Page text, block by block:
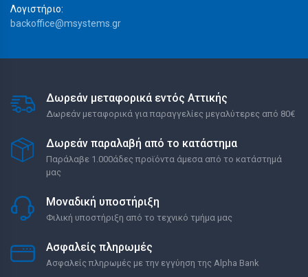
Λογιστήριο:
backoffice@msystems.gr
Δωρεάν μεταφορικά εντός Αττικής
Δωρεάν μεταφορικά για παραγγελίες μεγαλύτερες από 80€
Δωρεάν παραλαβή από το κατάστημα
Παράλαβε 1.000άδες προϊόντα άμεσα από το κατάστημά
μας
Μοναδική υποστήριξη
Φιλική υποστήριξη από το τεχνικό τμήμα μας
Ασφαλείς πληρωμές
Ασφαλείς πληρωμές με την εγγύηση της Alpha Bank